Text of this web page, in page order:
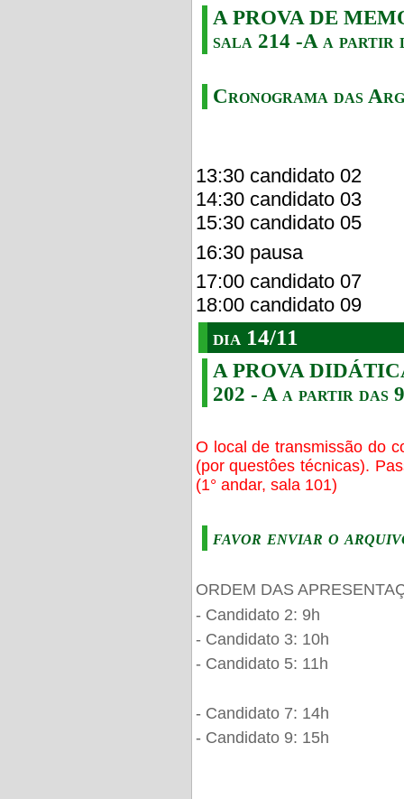
A PROVA DE
sala 214 -A a partir
Cronograma das
13:30 candidato 02
14:30 candidato 03
15:30 candidato 05
16:30 pausa
17:00 candidato 07
18:00 candidato 09
dia 14/11
A PROVA
202 - A a partir das
O local de transmissão do
(por questôes técnicas).
(1° andar, sala 101)
favor enviar o
ORDEM DAS
- Candidato 2: 9h
- Candidato 3: 10h
- Candidato 5: 11h
- Candidato 7: 14h
- Candidato 9: 15h